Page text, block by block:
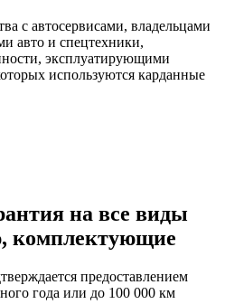
с автосервисами, владельцами
авто и спецтехники,
эксплуатирующими
используются карданные
на все виды
комплектующие
предоставлением
года или до 100 000 км